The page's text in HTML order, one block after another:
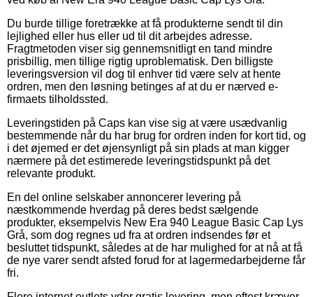
Du burde tillige foretrække at få produkterne sendt til din
lejlighed eller hus eller ud til dit arbejdes adresse.
Fragtmetoden viser sig gennemsnitligt en tand mindre
prisbillig, men tillige rigtig uproblematisk. Den billigste
leveringsversion vil dog til enhver tid være selv at hente
ordren, men den løsning betinges af at du er nærved e-
firmaets tilholdssted.
Leveringstiden på Caps kan vise sig at være usædvanlig
bestemmende når du har brug for ordren inden for kort tid, og
i det øjemed er det øjensynligt på sin plads at man kigger
nærmere på det estimerede leveringstidspunkt på det
relevante produkt.
En del online selskaber annoncerer levering på
næstkommende hverdag på deres bedst sælgende
produkter, eksempelvis New Era 940 League Basic Cap Lys
Grå, som dog regnes ud fra at ordren indsendes før et
besluttet tidspunkt, således at de har mulighed for at nå at få
de nye varer sendt afsted forud for at lagermedarbejderne får
fri.